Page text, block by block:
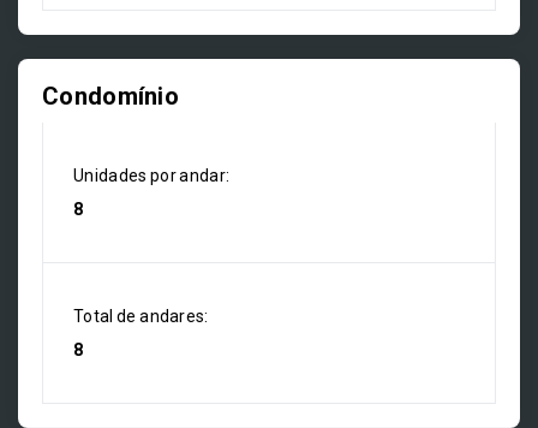
Condomínio
Unidades por andar:
8
Total de andares:
8